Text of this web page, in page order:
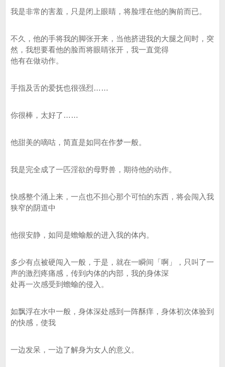
我是非常的害羞，只是闭上眼睛，将脸埋在他的胸前而已。
不久，他的手将我的脚张开来，当他挤进我的大腿之间时，突
然，我想要看他的脸而将眼睛张开，我一直觉得
他有在做动作。
手指及舌的爱抚也很强烈……
你很棒，太好了……
他甜美的嘀咕，简直是如同在作梦一般。
我是完全成了一匹淫欲的母野兽，期待他的动作。
快感整个涌上来，一点也不担心那个可怕的东西，将会闯入我
狭窄的阴道中
他很安静，如同是蟾蝓般的进入我的体内。
多少有点被硬闯入一般，于是，就在一瞬间「啊」，只叫了一
声的激烈疼痛感，传到内体的内部，我的身体深
处再一次感受到蟾蝓的侵入。
如飘浮在水中一般，身体深处感到一阵酥痒，身体初次体验到
的快感，使我
一边发呆，一边了解身为女人的意义。